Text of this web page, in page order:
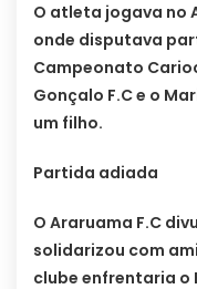
O atleta jogava no
onde disputava
Campeonato
Gonçalo F.C e o
um filho.
Partida adiada
O Araruama F.C
solidarizou com
clube enfrentaria o